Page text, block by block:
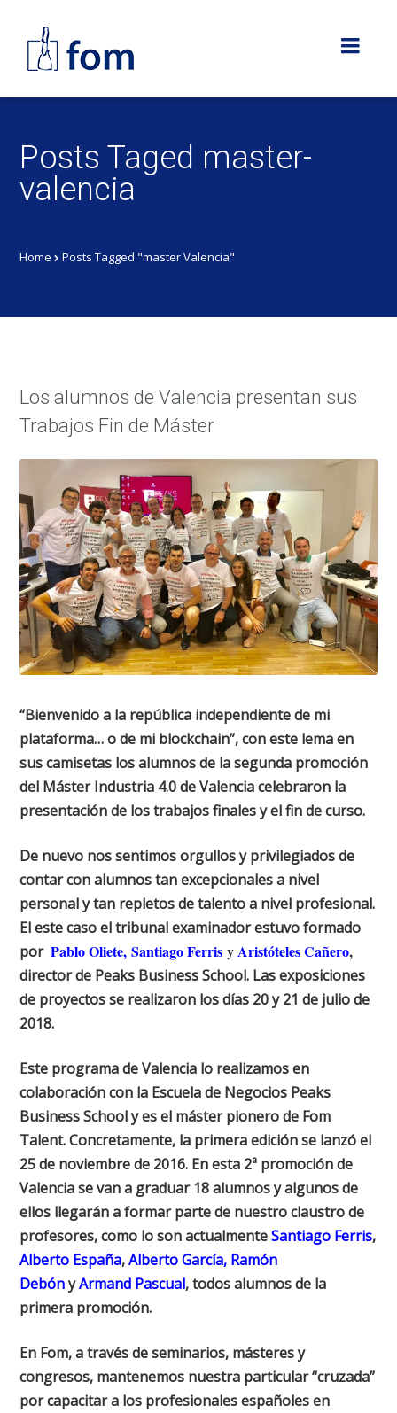
Posts Taged master-
valencia
Home Posts Tagged "master Valencia"
Los alumnos de Valencia presentan sus
Trabajos Fin de Máster
“Bienvenido a la república independiente de mi
plataforma… o de mi blockchain”, con este lema en
sus camisetas los alumnos de la segunda promoción
del Máster Industria 4.0 de Valencia celebraron la
presentación de los trabajos finales y el fin de curso.
De nuevo nos sentimos orgullos y privilegiados de
contar con alumnos tan excepcionales a nivel
personal y tan repletos de talento a nivel profesional.
El este caso el tribunal examinador estuvo formado
porPablo Oliete, Santiago Ferris y Aristóteles Cañero,
director de Peaks Business School. Las exposiciones
de proyectos se realizaron los días 20 y 21 de julio de
2018.
Este programa de Valencia lo realizamos en
colaboración con la Escuela de Negocios Peaks
Business School y es el máster pionero de Fom
Talent. Concretamente, la primera edición se lanzó el
25 de noviembre de 2016. En esta 2ª promoción de
Valencia se van a graduar 18 alumnos y algunos de
ellos llegarán a formar parte de nuestro claustro de
profesores, como lo son actualmenteSantiago Ferris,
Alberto España,Alberto García, Ramón
DebónyArmand Pascual, todos alumnos de la
primera promoción.
En Fom, a través de seminarios, másteres y
congresos, mantenemos nuestra particular “cruzada”
por capacitar a los profesionales españoles en